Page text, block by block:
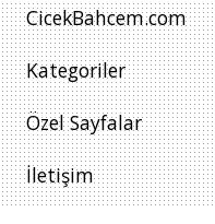
CicekBahcem.com
Kategoriler
Özel Sayfalar
İletişim